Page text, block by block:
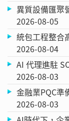
異質設備匯
2026-08-05
統包工程整
2026-08-04
AI 代理進駐
2026-08-03
金融業PQC
2026-08-03